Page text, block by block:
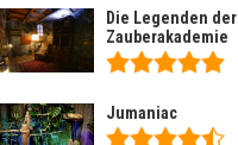
Die Legenden der
Zauberakademie
Jumaniac